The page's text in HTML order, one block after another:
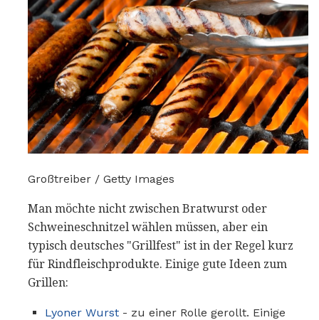
Großtreiber / Getty Images
Man möchte nicht zwischen Bratwurst oder
Schweineschnitzel wählen müssen, aber ein
typisch deutsches "Grillfest" ist in der Regel kurz
für Rindfleischprodukte. Einige gute Ideen zum
Grillen:
Lyoner Wurst - zu einer Rolle gerollt. Einige